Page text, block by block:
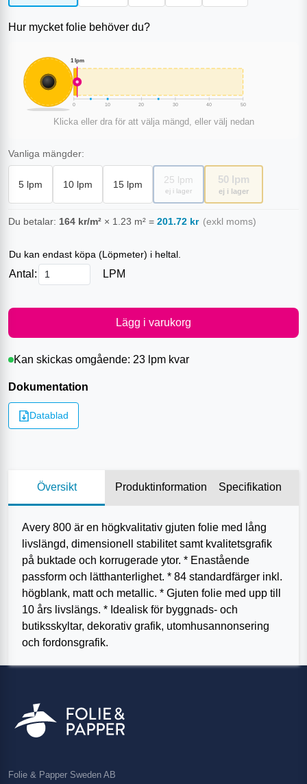
Hur mycket folie behöver du?
1lpm
0 10 20 30 40 50
Klicka eller dra för att välja mängd, eller välj nedan
Vanliga mängder:
5 lpm 10 lpm 15 lpm 25 lpm
ej i lager
50 lpm
ej i lager
Du betalar: 164 kr/m² × 1.23 m² = 201.72 kr (exkl moms)
Du kan endast köpa (Löpmeter) i heltal.
Antal: LPM
Lägg i varukorg
Kan skickas omgående: 23 lpm kvar
Dokumentation
Datablad
Översikt Produktinformation Specifikation
Avery 800 är en högkvalitativ gjuten folie med lång
livslängd, dimensionell stabilitet samt kvalitetsgrafik
på buktade och korrugerade ytor. * Enastående
passform och lätthanterlighet. * 84 standardfärger inkl.
högblank, matt och metallic. * Gjuten folie med upp till
10 års livslängs. * Idealisk för byggnads- och
butiksskyltar, dekorativ grafik, utomhusannonsering
och fordonsgrafik.
Folie & Papper Sweden AB